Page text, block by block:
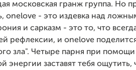
московская гранж группа. Но
onelove - это издевка над
и сарказм - это то, что
рефлексии, и onelove
зла". Четыре парня при
энергии заставят тебя ощутить,